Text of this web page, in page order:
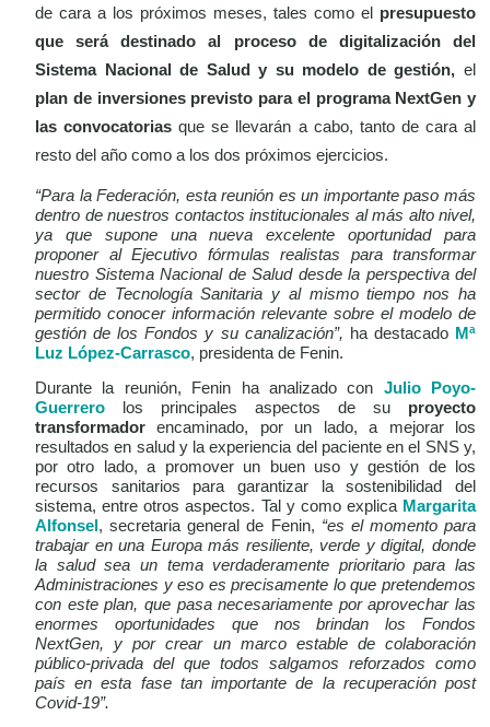
de cara a los próximos meses, tales como el presupuesto
que será destinado al proceso de digitalización del
Sistema Nacional de Salud y su modelo de gestión, el
plan de inversiones previsto para el programa NextGen y
las convocatoriasque se llevarán a cabo, tanto de cara al
resto del año como a los dos próximos ejercicios.
“Para la Federación, esta reunión es un importante paso más
dentro de nuestros contactos institucionales al más alto nivel,
ya que supone una nueva excelente oportunidad para
proponer al Ejecutivo fórmulas realistas para transformar
nuestro Sistema Nacional de Salud desde la perspectiva del
sector de Tecnología Sanitaria y al mismo tiempo nos ha
permitido conocer información relevante sobre el modelo de
gestión de los Fondos y su canalización”, ha destacado Mª
Luz López-Carrasco, presidenta de Fenin.
Durante la reunión, Fenin ha analizado con Julio Poyo-
Guerrero los principales aspectos de su proyecto
transformadorencaminado, por un lado, a mejorar los
resultados en salud y la experiencia del paciente en el SNS y,
por otro lado, a promover un buen uso y gestión de los
recursos sanitarios para garantizar la sostenibilidad del
sistema, entre otros aspectos. Tal y como explica Margarita
Alfonsel , secretaria general de Fenin, “es el momento para
trabajar en una Europa más resiliente, verde y digital, donde
la salud sea un tema verdaderamente prioritario para las
Administraciones y eso es precisamente lo que pretendemos
con este plan, que pasa necesariamente por aprovechar las
enormes oportunidades que nos brindan los Fondos
NextGen, y por crear un marco estable de colaboración
público-privada del que todos salgamos reforzados como
país en esta fase tan importante de la recuperación post
Covid-19”.